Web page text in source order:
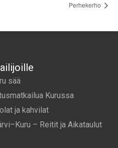
Perhekerho
sää
Kurussa
ja kahvilat
– Reitit ja Aikataulut